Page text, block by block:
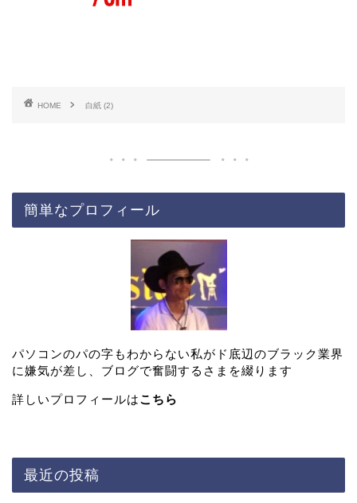
HOME 白紙 (2)
簡単なプロフィール
パソコンのパの字もわからない私がド底辺のブラック業界
に嫌気が差し、ブログで奮闘するさまを綴ります
詳しいプロフィールはこちら
最近の投稿